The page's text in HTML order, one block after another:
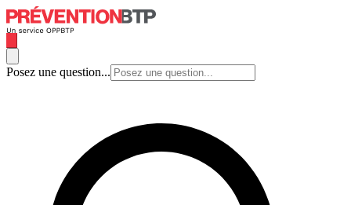
Posez une question...